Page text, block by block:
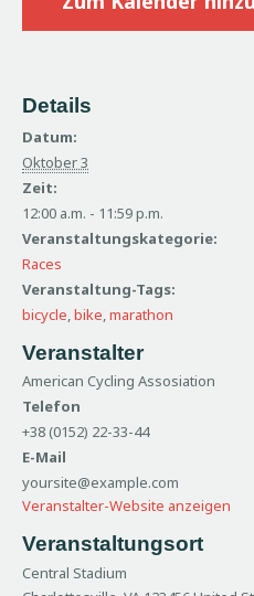
Details
Datum:
Oktober 3
Zeit:
12:00 a.m. - 11:59 p.m.
Veranstaltungskategorie:
Races
Veranstaltung-Tags:
bicycle,bike,marathon
Veranstalter
American Cycling Assosiation
Telefon
+38 (0152) 22-33-44
E-Mail
yoursite@example.com
Veranstalter-Website anzeigen
Veranstaltungsort
Central Stadium